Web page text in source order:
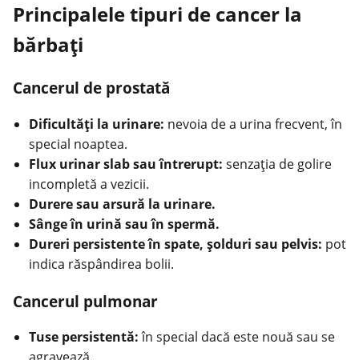
Principalele tipuri de cancer la
bărbaţi
Cancerul de prostată
Dificultăţi la urinare: nevoia de a urina frecvent, în
special noaptea.
Flux urinar slab sau întrerupt: senzaţia de golire
incompletă a vezicii.
Durere sau arsură la urinare.
Sânge în urină sau în spermă.
Dureri persistente în spate, şolduri sau pelvis: pot
indica răspândirea bolii.
Cancerul pulmonar
Tuse persistentă:în special dacă este nouă sau se